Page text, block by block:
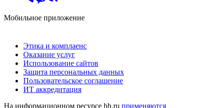
Мобильное приложение
Этика и комплаенс
Оказание услуг
Использование сайтов
Защита персональных данных
Пользовательское соглашение
ИТ аккредитация
На информационном ресурсе hh.ru применяются